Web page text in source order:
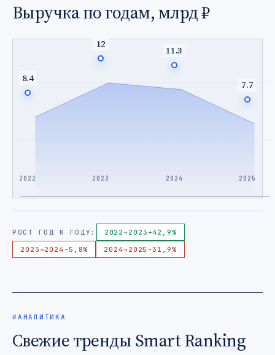
Выручка по годам, млрд ₽
8.4
12
11.3
7.7
2022 2023 2024 2025
РОСТ ГОД К ГОДУ: 2022→ 2023 +42,9%
2023→2024 -5,8% 2024→ 2025 -31,9%
#АНАЛИТИКА
Свежие тренды Smart Ranking